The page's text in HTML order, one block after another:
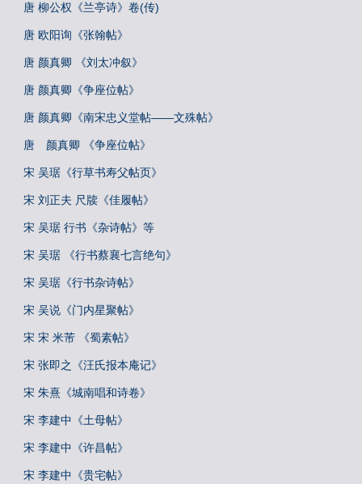
唐 柳公权《兰亭诗》卷(传)
唐 欧阳询《张翰帖》
唐 颜真卿 《刘太冲叙》
唐 颜真卿《争座位帖》
唐 颜真卿《南宋忠义堂帖——文殊帖》
唐 颜真卿 《争座位帖》
宋 吴琚《行草书寿父帖页》
宋 刘正夫 尺牍《佳履帖》
宋 吴琚 行书《杂诗帖》等
宋 吴琚 《行书蔡襄七言绝句》
宋 吴琚《行书杂诗帖》
宋 吴说《门内星聚帖》
宋 宋 米芾 《蜀素帖》
宋 张即之《汪氏报本庵记》
宋 朱熹《城南唱和诗卷》
宋 李建中《土母帖》
宋 李建中《许昌帖》
宋 李建中《贵宅帖》